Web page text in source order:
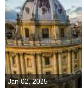
Jan 02, 2025